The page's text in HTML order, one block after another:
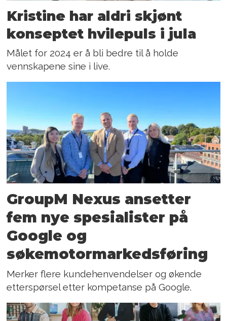
Kristine har aldri skjønt
konseptet hvilepuls i jula
Målet for 2024 er å bli bedre til å holde
vennskapene sine i live.
GroupM Nexus ansetter
fem nye spesialister på
Google og
søkemotormarkedsføring
Merker flere kundehenvendelser og økende
etterspørsel etter kompetanse på Google.